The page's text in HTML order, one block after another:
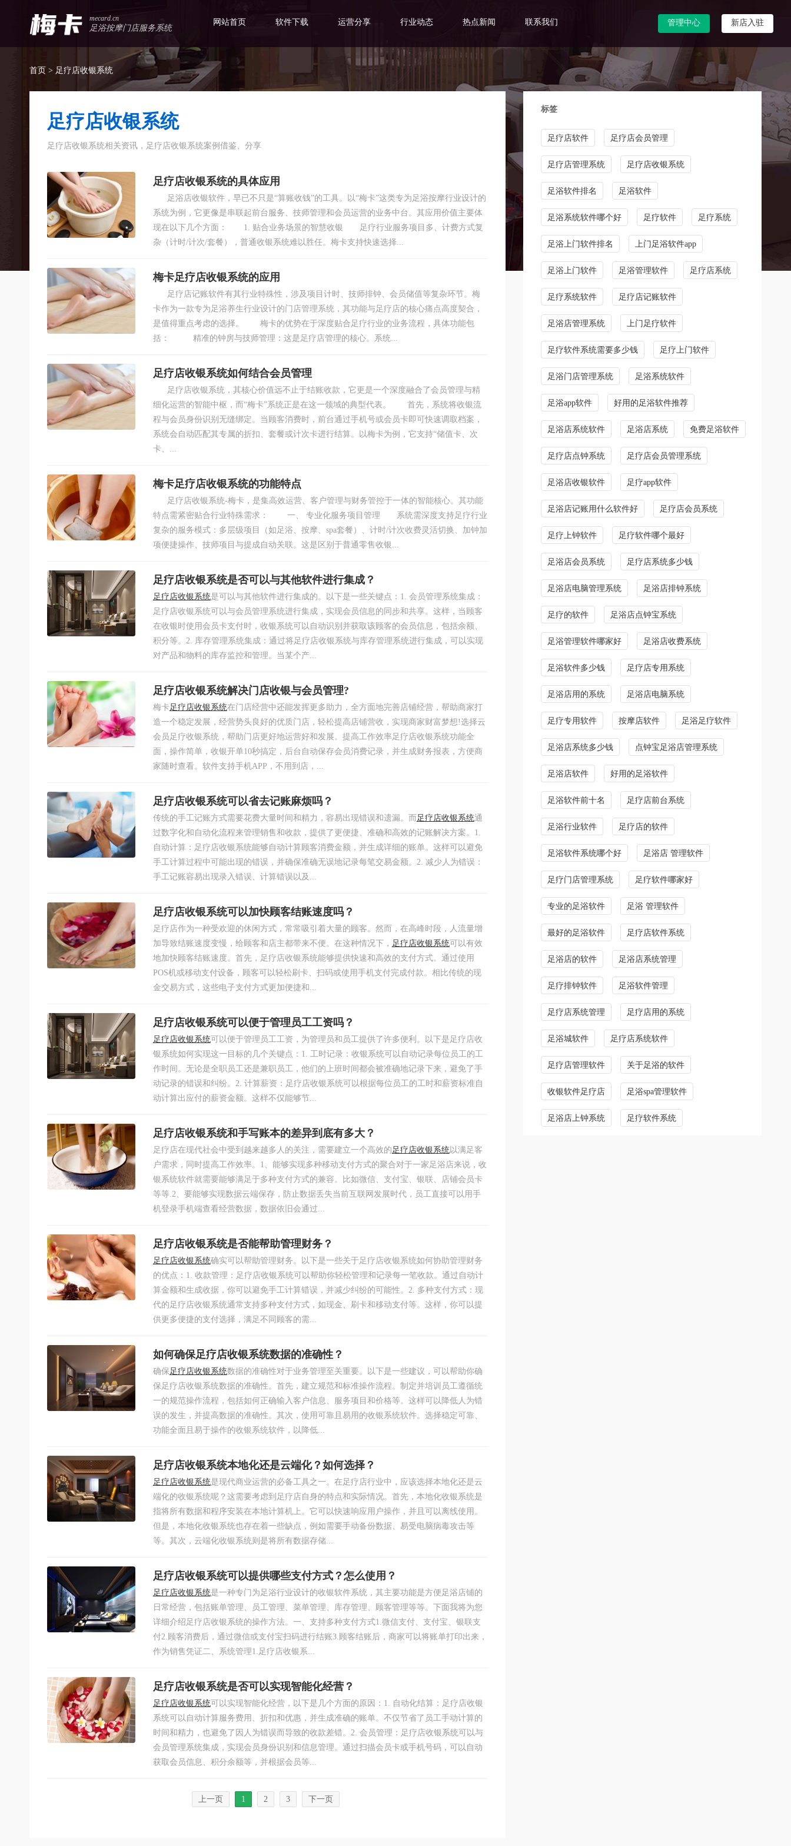
mecard.cn
足浴按摩门店服务系统
网站首页 软件下载 运营分享 行业动态 热点新闻 联系我们 管理中心 新店入驻
首页 > 足疗店收银系统
足疗店收银系统
足疗店收银系统相关资讯，足疗店收银系统案例借鉴、分享
足疗店收银系统的具体应用
足浴店收银软件，早已不只是“算账收钱”的工具。以“梅卡”这类专为足浴按摩行业设计的
系统为例，它更像是串联起前台服务、技师管理和会员运营的业务中台。其应用价值主要体
现在以下几个方面： 1. 贴合业务场景的智慧收银 足疗行业服务项目多、计费方式复
杂（计时/计次/套餐），普通收银系统难以胜任。梅卡支持快速选择...
梅卡足疗店收银系统的应用
足疗店记账软件有其行业特殊性，涉及项目计时、技师排钟、会员储值等复杂环节。梅
卡作为一款专为足浴养生行业设计的门店管理系统，其功能与足疗店的核心痛点高度契合，
是值得重点考虑的选择。 梅卡的优势在于深度贴合足疗行业的业务流程，具体功能包
括： 精准的钟房与技师管理：这是足疗店管理的核心。系统...
足疗店收银系统如何结合会员管理
足疗店收银系统，其核心价值远不止于结账收款，它更是一个深度融合了会员管理与精
细化运营的智能中枢，而“梅卡”系统正是在这一领域的典型代表。 首先，系统将收银流
程与会员身份识别无缝绑定。当顾客消费时，前台通过手机号或会员卡即可快速调取档案，
系统会自动匹配其专属的折扣、套餐或计次卡进行结算。以梅卡为例，它支持“储值卡、次
卡、...
梅卡足疗店收银系统的功能特点
足疗店收银系统-梅卡，是集高效运营、客户管理与财务管控于一体的智能核心。其功能
特点需紧密贴合行业特殊需求： 一、 专业化服务项目管理 系统需深度支持足疗行业
复杂的服务模式：多层级项目（如足浴、按摩、spa套餐）、计时/计次收费灵活切换、加钟加
项便捷操作、技师项目与提成自动关联。这是区别于普通零售收银...
足疗店收银系统是否可以与其他软件进行集成？
足疗店收银系统是可以与其他软件进行集成的。以下是一些关键点：1. 会员管理系统集成：
足疗店收银系统可以与会员管理系统进行集成，实现会员信息的同步和共享。这样，当顾客
在收银时使用会员卡支付时，收银系统可以自动识别并获取该顾客的会员信息，包括余额、
积分等。2. 库存管理系统集成：通过将足疗店收银系统与库存管理系统进行集成，可以实现
对产品和物料的库存监控和管理。当某个产...
足疗店收银系统解决门店收银与会员管理?
梅卡足疗店收银系统在门店经营中还能发挥更多助力，全方面地完善店铺经营，帮助商家打
造一个稳定发展，经营势头良好的优质门店，轻松提高店铺营收，实现商家财富梦想!选择云
会员足疗收银系统，帮助门店更好地运营好和发展。提高工作效率足疗店收银系统功能全
面，操作简单，收银开单10秒搞定，后台自动保存会员消费记录，并生成财务报表，方便商
家随时查看。软件支持手机APP，不用到店，...
足疗店收银系统可以省去记账麻烦吗？
传统的手工记账方式需要花费大量时间和精力，容易出现错误和遗漏。而 足疗店收银系统通
过数字化和自动化流程来管理销售和收款，提供了更便捷、准确和高效的记账解决方案。1.
自动计算：足疗店收银系统能够自动计算顾客消费金额，并生成详细的账单。这样可以避免
手工计算过程中可能出现的错误，并确保准确无误地记录每笔交易金额。2. 减少人为错误：
手工记账容易出现录入错误、计算错误以及...
足疗店收银系统可以加快顾客结账速度吗？
​足疗店作为一种受欢迎的休闲方式，常常吸引着大量的顾客。然而，在高峰时段，人流量增
加导致结账速度变慢，给顾客和店主都带来不便。在这种情况下， 足疗店收银系统可以有效
地加快顾客结账速度。首先，足疗店收银系统能够提供快速和高效的支付方式。通过使用
POS机或移动支付设备，顾客可以轻松刷卡、扫码或使用手机支付完成付款。相比传统的现
金交易方式，这些电子支付方式更加便捷和...
足疗店收银系统可以便于管理员工工资吗？
足疗店收银系统可以便于管理员工工资，为管理员和员工提供了许多便利。以下是足疗店收
银系统如何实现这一目标的几个关键点：1. 工时记录：收银系统可以自动记录每位员工的工
作时间。无论是全职员工还是兼职员工，他们的上班时间都会被准确地记录下来，避免了手
动记录的错误和纠纷。2. 计算薪资：足疗店收银系统可以根据每位员工的工时和薪资标准自
动计算出应付的薪资金额。这样不仅能够节...
足疗店收银系统和手写账本的差异到底有多大？
足疗店在现代社会中受到越来越多人的关注，需要建立一个高效的足疗店收银系统以满足客
户需求，同时提高工作效率。1、能够实现多种移动支付方式的聚合对于一家足浴店来说，收
银系统软件就需要能够满足于多种支付方式的兼容。比如微信、支付宝、银联、店铺会员卡
等等.2、要能够实现数据云端保存，防止数据丢失当前互联网发展时代，员工直接可以用手
机登录手机端查看经营数据，数据依旧会通过...
足疗店收银系统是否能帮助管理财务？
足疗店收银系统确实可以帮助管理财务。以下是一些关于足疗店收银系统如何协助管理财务
的优点：1. 收款管理：足疗店收银系统可以帮助你轻松管理和记录每一笔收款。通过自动计
算金额和生成收据，你可以避免手工计算错误，并减少纠纷的可能性。2. 多种支付方式：现
代的足疗店收银系统通常支持多种支付方式，如现金、刷卡和移动支付等。这样，你可以提
供更多便捷的支付选择，满足不同顾客的需...
如何确保足疗店收银系统数据的准确性？
确保足疗店收银系统数据的准确性对于业务管理至关重要。以下是一些建议，可以帮助你确
保足疗店收银系统数据的准确性。首先，建立规范和标准操作流程。制定并培训员工遵循统
一的规范操作流程，包括如何正确输入客户信息、服务项目和价格等。这样可以降低人为错
误的发生，并提高数据的准确性。其次，使用可靠且易用的收银系统软件。选择稳定可靠、
功能全面且易于操作的收银系统软件，以降低...
足疗店收银系统本地化还是云端化？如何选择？
足疗店收银系统是现代商业运营的必备工具之一。在足疗店行业中，应该选择本地化还是云
端化的收银系统呢？这需要考虑到足疗店自身的特点和实际情况。首先，本地化收银系统是
指将所有数据和程序安装在本地计算机上。它可以快速响应用户操作，并且可以离线使用。
但是，本地化收银系统也存在着一些缺点，例如需要手动备份数据、易受电脑病毒攻击等
等。其次，云端化收银系统则是将所有数据存储...
足疗店收银系统可以提供哪些支付方式？怎么使用？
足疗店收银系统是一种专门为足浴行业设计的收银软件系统，其主要功能是方便足浴店铺的
日常经营，包括账单管理、员工管理、菜单管理、库存管理、顾客管理等等。下面我将为您
详细介绍足疗店收银系统的操作方法。一、支持多种支付方式1.微信支付、支付宝、银联支
付2.顾客消费后，通过微信或支付宝扫码进行结账3.顾客结账后，商家可以将账单打印出来，
作为销售凭证二、系统管理1.足疗店收银系...
足疗店收银系统是否可以实现智能化经营？
足疗店收银系统可以实现智能化经营，以下是几个方面的原因：1. 自动化结算：足疗店收银
系统可以自动计算服务费用、折扣和优惠，并生成准确的账单。不仅节省了员工手动计算的
时间和精力，也避免了因人为错误而导致的收款差错。2. 会员管理：足疗店收银系统可以与
会员管理系统集成，实现会员身份识别和信息管理。通过扫描会员卡或手机号码，可以自动
获取会员信息、积分余额等，并根据会员等...
上一页 1 2 3 下一页
标签
足疗店软件 足疗店会员管理
足疗店管理系统 足疗店收银系统
足浴软件排名 足浴软件
足浴系统软件哪个好 足疗软件 足疗系统
足浴上门软件排名 上门足浴软件app
足浴上门软件 足浴管理软件 足疗店系统
足疗系统软件 足疗店记账软件
足浴店管理系统 上门足疗软件
足疗软件系统需要多少钱 足疗上门软件
足浴门店管理系统 足浴系统软件
足浴app软件 好用的足浴软件推荐
足浴店系统软件 足浴店系统 免费足浴软件
足疗店点钟系统 足疗店会员管理系统
足浴店收银软件 足疗app软件
足浴店记账用什么软件好 足疗店会员系统
足疗上钟软件 足疗软件哪个最好
足浴店会员系统 足疗店系统多少钱
足浴店电脑管理系统 足浴店排钟系统
足疗的软件 足浴店点钟宝系统
足浴管理软件哪家好 足浴店收费系统
足浴软件多少钱 足疗店专用系统
足浴店用的系统 足浴店电脑系统
足疗专用软件 按摩店软件 足浴足疗软件
足浴店系统多少钱 点钟宝足浴店管理系统
足浴店软件 好用的足浴软件
足浴软件前十名 足疗店前台系统
足浴行业软件 足疗店的软件
足浴软件系统哪个好 足浴店 管理软件
足疗门店管理系统 足疗软件哪家好
专业的足浴软件 足浴 管理软件
最好的足浴软件 足疗店软件系统
足浴店的软件 足浴店系统管理
足疗排钟软件 足浴软件管理
足疗店系统管理 足疗店用的系统
足浴城软件 足疗店系统软件
足疗店管理软件 关于足浴的软件
收银软件足疗店 足浴spa管理软件
足浴店上钟系统 足疗软件系统